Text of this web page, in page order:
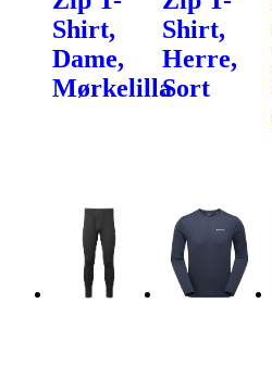
Shirt,
Dame,
Mørkelilla
Shirt,
Herre,
Sort